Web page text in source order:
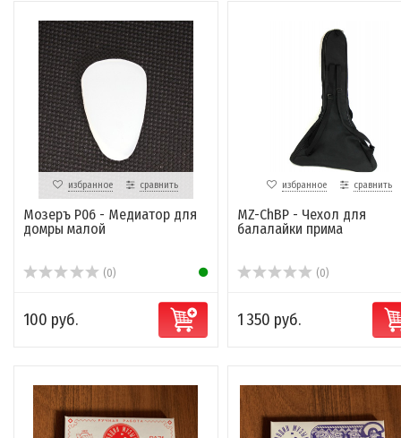
избранное сравнить
Мозеръ P06 - Медиатор для
домры малой
(0)
100 руб.
избранное сравнить
MZ-ChBP - Чехол для
балалайки прима
(0)
1 350 руб.